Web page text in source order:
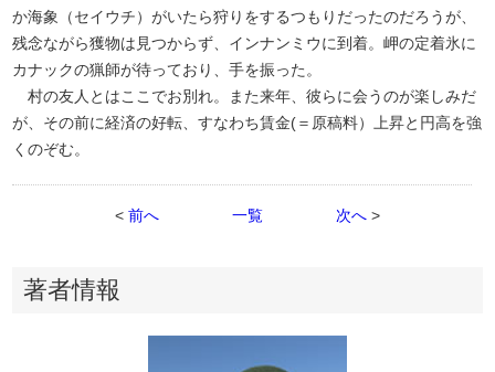
か海象（セイウチ）がいたら狩りをするつもりだったのだろうが、
残念ながら獲物は見つからず、インナンミウに到着。岬の定着氷に
カナックの猟師が待っており、手を振った。
村の友人とはここでお別れ。また来年、彼らに会うのが楽しみだ
が、その前に経済の好転、すなわち賃金(＝原稿料）上昇と円高を強
くのぞむ。
< 前へ 一覧 次へ >
著者情報